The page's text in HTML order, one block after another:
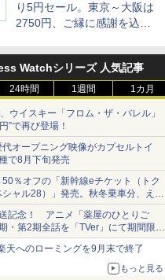
り5円セール。東京～大阪は
2750円、ご縁に感謝を込め
Watchシリーズ 人気記事
24時間 1週間 1カ月
ウイスキー「フロム・ザ・バレル」
”で再び登場！
オープニング映像がカプセルトイ
で8月下旬発売
％オフの「新幹線eチケット（トク
シャル28）」発売。秋冬乗車分、えき
定
記念！ アニメ「薬屋のひとりご
・第2期全話を「TVer」にて期間限定
料配信開始
天へのローミングを9月末で終了
もっと見る